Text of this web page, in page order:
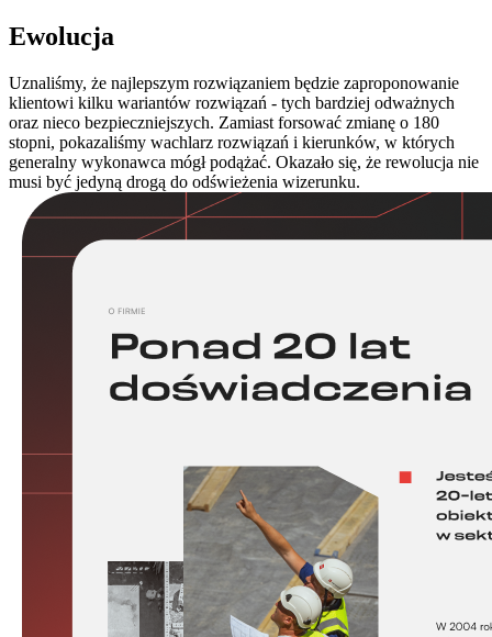
Ewolucja
Uznaliśmy, że najlepszym rozwiązaniem będzie zaproponowanie
klientowi kilku wariantów rozwiązań - tych bardziej odważnych
oraz nieco bezpieczniejszych. Zamiast forsować zmianę o 180
stopni, pokazaliśmy wachlarz rozwiązań i kierunków, w których
generalny wykonawca mógł podążać. Okazało się, że rewolucja nie
musi być jedyną drogą do odświeżenia wizerunku.